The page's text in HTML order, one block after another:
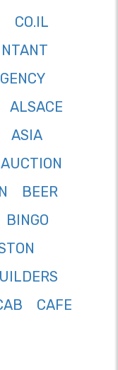
CO.IL
ALSACE
ASIA
AUCTION
BEER
BINGO
CAFE